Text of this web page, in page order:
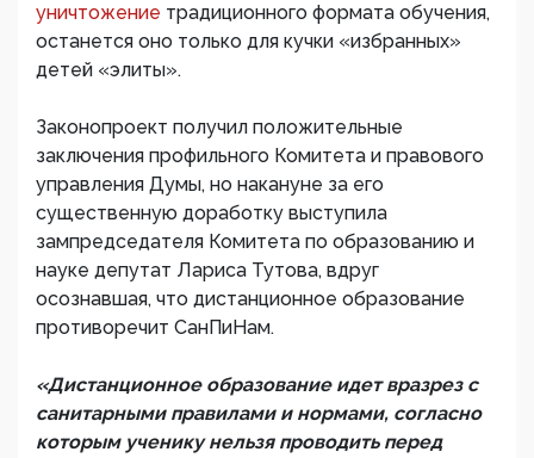
уничтожение традиционного формата обучения,
останется оно только для кучки «избранных»
детей «элиты».
Законопроект получил положительные
заключения профильного Комитета и правового
управления Думы, но накануне за его
существенную доработку выступила
зампредседателя Комитета по образованию и
науке депутат Лариса Тутова, вдруг
осознавшая, что дистанционное образование
противоречит СанПиНам.
«Дистанционное образование идет вразрез с
санитарными правилами и нормами, согласно
которым ученику нельзя проводить перед